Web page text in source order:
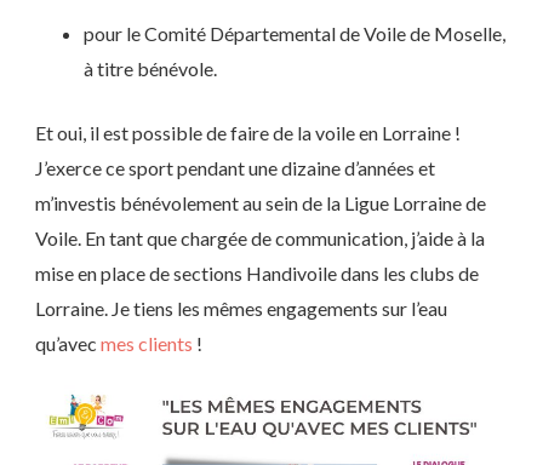
pour le Comité Départemental de Voile de Moselle,
à titre bénévole.
Et oui, il est possible de faire de la voile en Lorraine !
J’exerce ce sport pendant une dizaine d’années et
m’investis bénévolement au sein de la Ligue Lorraine de
Voile. En tant que chargée de communication, j’aide à la
mise en place de sections Handivoile dans les clubs de
Lorraine. Je tiens les mêmes engagements sur l’eau
qu’avec mes clients !